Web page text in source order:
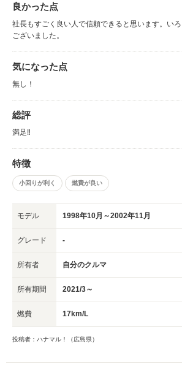
良かった点
社長もすごく良い人で信頼できると思います。い
ございました。
気になった点
無し！
総評
満足‼️
特徴
小回りが利く 燃費が良い
モデル 1998年10月～2002年11月
グレード -
所有者 自分のクルマ
所有期間 2021/3～
燃費 17km/L
投稿者：ハナマル！（広島県）